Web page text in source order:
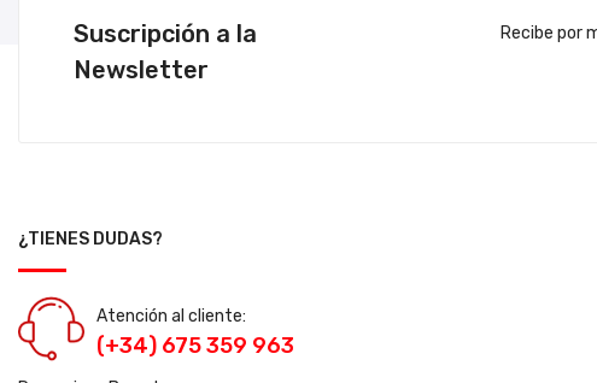
Suscripción a la
Newsletter
Recibe por
¿TIENES DUDAS?
Atención al cliente:
(+34) 675 359 963